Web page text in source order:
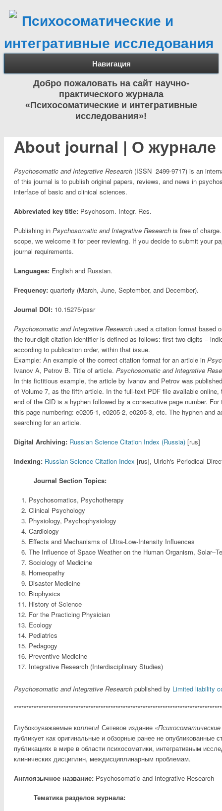
Психосоматические и
интегративные исследования
Навигация
Добро пожаловать на сайт научно-
практического журнала
«Психосоматические и интегративные
исследования»!
About journal | О журнале
Psychosomatic and Integrative Research (ISSN 2499-9717)is an
of this journal is to publish original papers, reviews, and news in
interface of basic and clinical sciences.
Abbreviated key title: Psychosom. Integr. Res.
Publishing in Psychosomatic and Integrative Researchis free of
scope, we welcome it for peer reviewing. If you decide to submit your
journal requirements.
Languages: English and Russian.
Frequency:quarterly (March, June, September, and December).
Journal DOI: 10.15275/pssr
Psychosomatic and Integrative Researchused a citation format based
the four-digit citation identifier is defined as follows: first two digits –
according to publication order, within that issue.
Example: An example of the correct citation format for an article in
Ivanov A, Petrov B. Title of article. Psychosomatic and Integrative
In this fictitious example, the article by Ivanov and Petrov was
of Volume 7, as the fifth article. In the full-text PDF file available
end of the CID is a hyphen followed by a consecutive page number.
this page numbering: e0205-1, e0205-2, e0205-3, etc. The hyphen and
searching for an article.
Digital Archiving: Russian Science Citation Index (Russia)[rus]
Indexing: Russian Science Citation Index [rus], Ulrich's Periodical
Journal Section Topics:
Psychosomatics, Psychotherapy
Clinical Psychology
Physiology, Psychophysiology
Cardiology
Effects and Mechanisms of Ultra-Low-Intensity Influences
The Influence of Space Weather on the Human Organism,
Sociology of Medicine
Homeopathy
Disaster Medicine
Biophysics
History of Science
For the Practicing Physician
Ecology
Pediatrics
Pedagogy
Preventive Medicine
Integrative Research (Interdisciplinary Studies)
Psychosomatic and Integrative Researchpublished by Limited liability
Глубокоуважаемые коллеги! Сетевое издание «
публикует как оригинальные и обзорные ранее не опубликованные
публикациях в мире в области психосоматики, интегративным
клинических дисциплин, междисциплинарным проблемам.
Англоязычное название:Psychosomatic and Integrative Research
Тематика разделов журнала: